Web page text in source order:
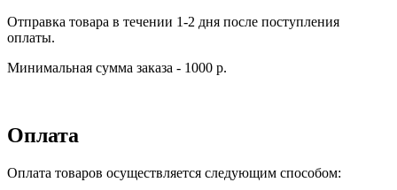
Отправка товара в течении 1-2 дня после поступления
оплаты.
Минимальная сумма заказа - 1000 р.
Оплата
Оплата товаров осуществляется следующим способом: